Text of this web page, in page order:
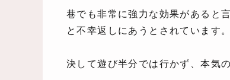
巷でも非常に強力な効果があると
と不幸返しにあうとされています。
決して遊び半分では行かず、本気